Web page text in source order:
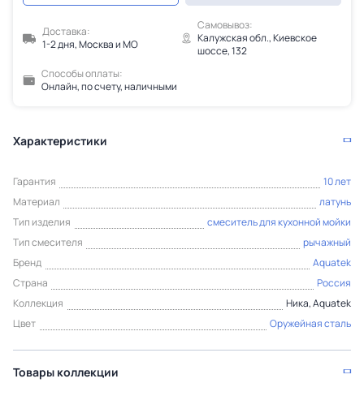
Доставка:
1-2 дня, Москва и МО
Самовывоз:
Калужская обл., Киевское
шоссе, 132
Способы оплаты:
Онлайн, по счету, наличными
Характеристики
Гарантия
10 лет
Материал
латунь
Тип изделия
смеситель для кухонной мойки
Тип смесителя
рычажный
Бренд
Aquatek
Страна
Россия
Коллекция
Ника, Aquatek
Цвет
Оружейная сталь
Товары коллекции